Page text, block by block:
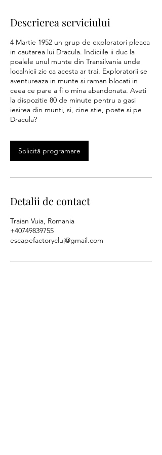
Descrierea serviciului
4 Martie 1952 un grup de exploratori pleaca
in cautarea lui Dracula. Indiciile ii duc la
poalele unul munte din Transilvania unde
localnicii zic ca acesta ar trai. Exploratorii se
aventureaza in munte si raman blocati in
ceea ce pare a fi o mina abandonata. Aveti
la dispozitie 80 de minute pentru a gasi
iesirea din munti, si, cine stie, poate si pe
Dracula?
Solicită programare
Detalii de contact
Traian Vuia, Romania
+40749839755
escapefactorycluj@gmail.com